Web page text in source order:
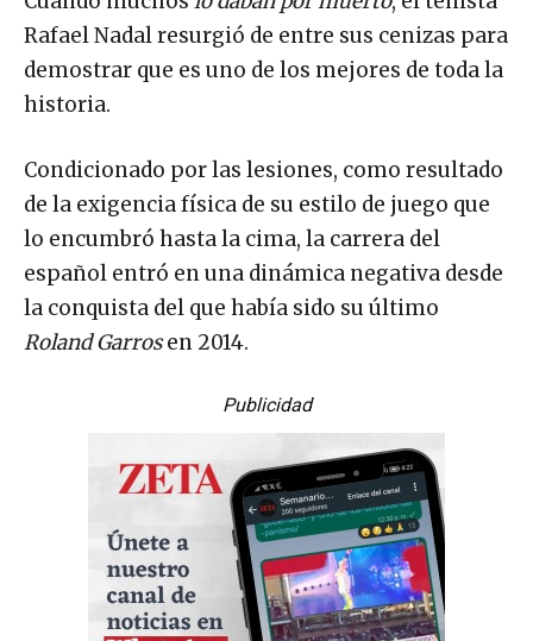
Rafael Nadal resurgió de entre sus cenizas para
demostrar que es uno de los mejores de toda la
historia.
Condicionado por las lesiones, como resultado
de la exigencia física de su estilo de juego que
lo encumbró hasta la cima, la carrera del
español entró en una dinámica negativa desde
la conquista del que había sido su último
Roland Garrosen 2014.
Publicidad